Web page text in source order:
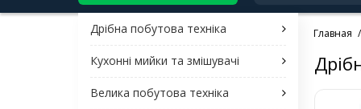
Дрібна побутова техніка
Кухонні мийки та змішувачі
Велика побутова техніка
Главная